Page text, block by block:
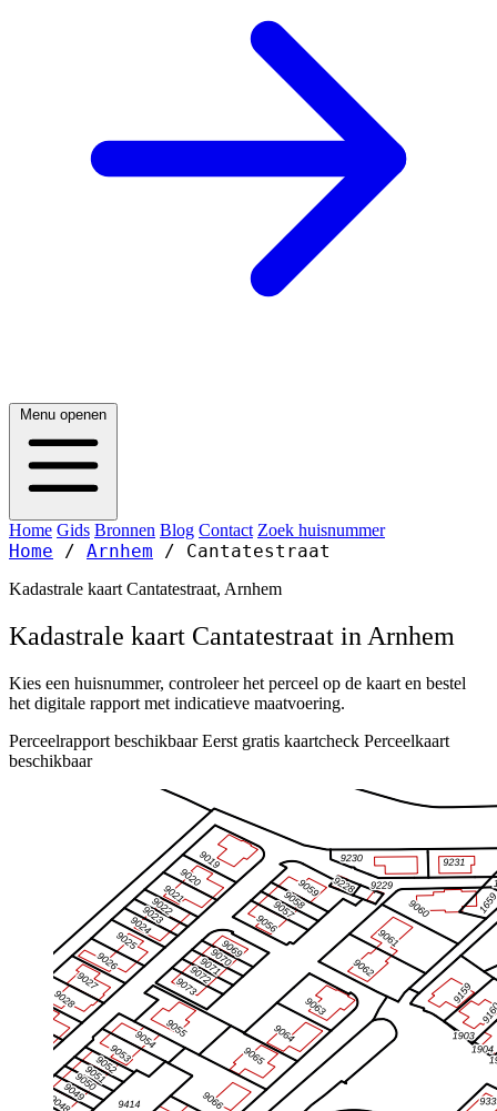
Menu openen
Home Gids Bronnen Blog Contact Zoek huisnummer
Home / Arnhem / Cantatestraat
Kadastrale kaart Cantatestraat, Arnhem
Kadastrale kaart Cantatestraat in Arnhem
Kies een huisnummer, controleer het perceel op de kaart en bestel
het digitale rapport met indicatieve maatvoering.
Perceelrapport beschikbaar Eerst gratis kaartcheck Perceelkaart
beschikbaar